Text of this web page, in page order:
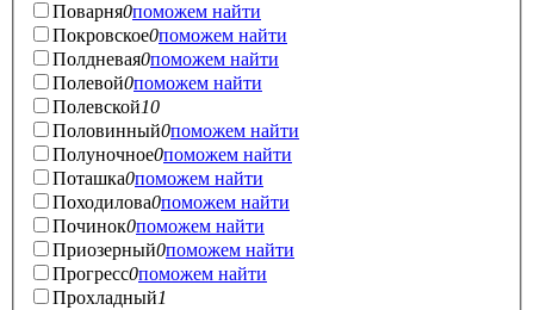
Поварня0поможем найти
Покровское0поможем найти
Полдневая0поможем найти
Полевой0поможем найти
Полевской10
Половинный0поможем найти
Полуночное0поможем найти
Поташка0поможем найти
Походилова0поможем найти
Починок0поможем найти
Приозерный0поможем найти
Прогресс0поможем найти
Прохладный1